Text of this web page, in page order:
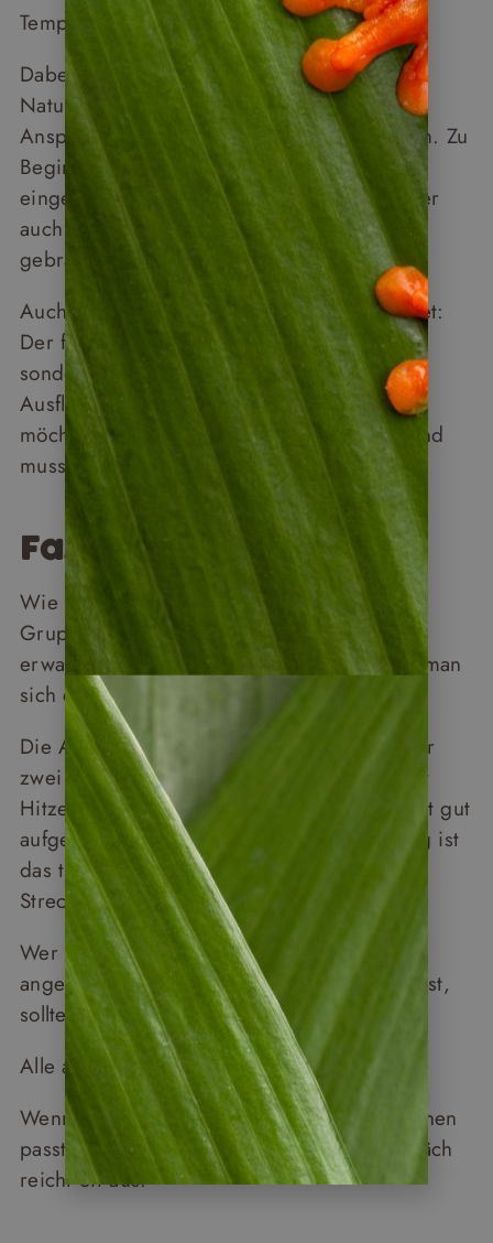
Tempo der Gruppe an.
Dabei ist die Reiseleitung mehr als ein
Naturführer. Sie ist Organisator,
Ansprechpartner und Problemlöser in einem. Zu
Beginn der Reise wird eine Chat-Gruppe
eingerichtet – für den täglichen Ablauf, aber
auch für den Fall, dass abends noch etwas
gebraucht wird.
Auch der Reiseablauf ist bewusst so gestaltet:
Der freie Nachmittag ist kein Lückenfüller,
sondern Teil des Konzepts. Wer nach einem
Ausflug erschöpft ist, erholt sich. Wer mehr
möchte, findet optionale Aktivitäten. Niemand
muss sich erklären.
Fazit
Wie anstrengend sind unsere Costa Rica
Gruppenreisen wirklich? Weniger als viele
erwarten – aber man sollte wissen, worauf man
sich einlässt.
Die Ausflüge sind keine Trekkingtouren. Wer
zwei Stunden gemächlich spazieren und mit
Hitze und Luftfeuchtigkeit umgehen kann, ist gut
aufgestellt. Die eigentliche Herausforderung ist
das tropische Klima – nicht unbedingt die
Strecken.
Wer auf einen Rollator oder Rollstuhl
angewiesen ist oder stark hitzeempfindlich ist,
sollte die Reise realistisch abwägen.
Alle anderen: Costa Rica wartet auf Sie.
Wenn Sie unsicher sind, ob die Reise zu Ihnen
passt – rufen Sie uns an. Ein kurzes Gespräch
reicht oft aus.